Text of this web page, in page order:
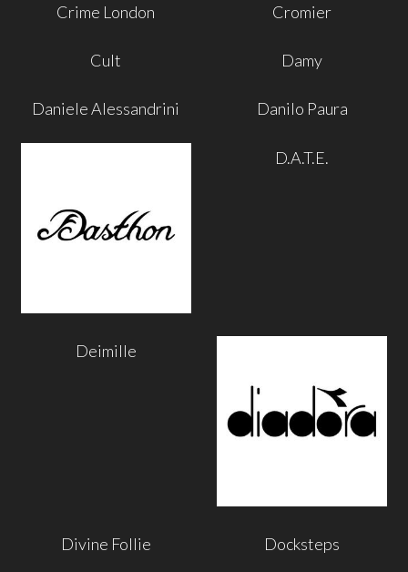
Crime London Cromier
Cult Damy
Daniele Alessandrini Danilo Paura
D.A.T.E.
Deimille
Divine Follie Docksteps